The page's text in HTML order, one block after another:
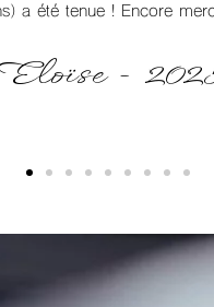
Sarah - 2025